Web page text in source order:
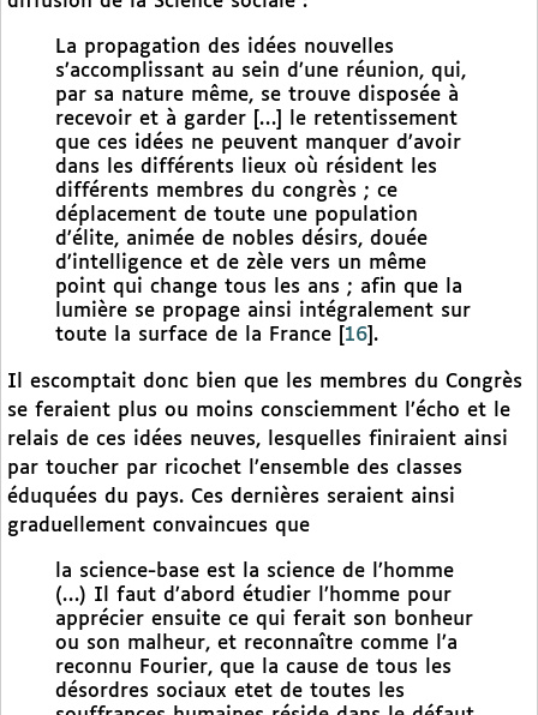
La propagation des idées nouvelles
s’accomplissant au sein d’une réunion, qui,
par sa nature même, se trouve disposée à
recevoir et à garder […] le retentissement
que ces idées ne peuvent manquer d’avoir
dans les différents lieux où résident les
différents membres du congrès ; ce
déplacement de toute une population
d’élite, animée de nobles désirs, douée
d’intelligence et de zèle vers un même
point qui change tous les ans ; afin que la
lumière se propage ainsi intégralement sur
toute la surface de la France
16 .
Il escomptait donc bien que les membres du Congrès
se feraient plus ou moins consciemment l’écho et le
relais de ces idées neuves, lesquelles finiraient ainsi
par toucher par ricochet l’ensemble des classes
éduquées du pays. Ces dernières seraient ainsi
graduellement convaincues que
la science-base est la science de l’homme
(…) Il faut d’abord étudier l’homme pour
apprécier ensuite ce qui ferait son bonheur
ou son malheur, et reconnaître comme l’a
reconnu Fourier, que la cause de tous les
désordres sociaux etet de toutes les